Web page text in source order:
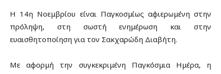
H 14η Νοεμβρίου είναι Παγκοσμίως αφιερωμένη στην
πρόληψη, στη σωστή ενημέρωση και στην
ευαισθητοποίηση για τον Σακχαρώδη Διαβήτη.
Με αφορμή την συγκεκριμένη Παγκόσμια Ημέρα, η